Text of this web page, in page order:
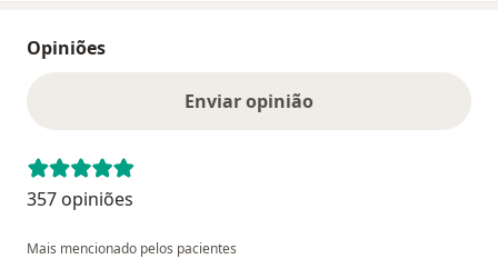
Opiniões
Enviar opinião
357 opiniões
Mais mencionado pelos pacientes